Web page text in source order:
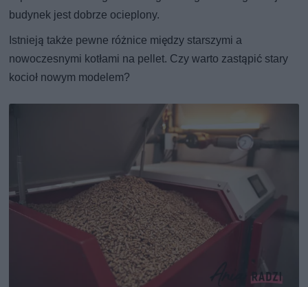
budynek jest dobrze ocieplony.
Istnieją także pewne różnice między starszymi a
nowoczesnymi kotłami na pellet. Czy warto zastąpić stary
kocioł nowym modelem?